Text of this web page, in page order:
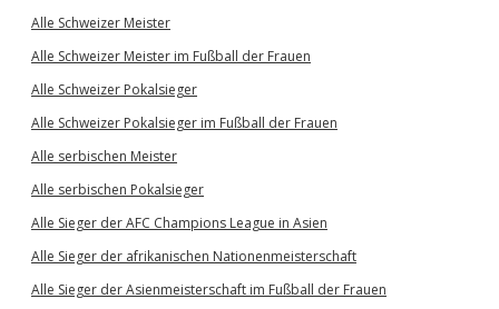
Alle Schweizer Meister
Alle Schweizer Meister im Fußball der Frauen
Alle Schweizer Pokalsieger
Alle Schweizer Pokalsieger im Fußball der Frauen
Alle serbischen Meister
Alle serbischen Pokalsieger
Alle Sieger der AFC Champions League in Asien
Alle Sieger der afrikanischen Nationenmeisterschaft
Alle Sieger der Asienmeisterschaft im Fußball der Frauen